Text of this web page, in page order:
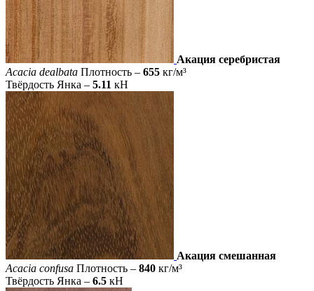
Акация серебристая
Acacia dealbata Плотность – 655 кг/м³
Твёрдость Янка – 5.11 кН
Акация смешанная
Acacia confusa Плотность – 840 кг/м³
Твёрдость Янка – 6.5 кН